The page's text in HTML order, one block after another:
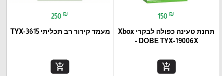
150 ₪
תחנת טעינה כפולה לבקרי Xbox
- DOBE TYX-19006X
add_shopping_cart
250 ₪
מעמד קירור רב תכליתי TYX-3615
add_shopping_cart